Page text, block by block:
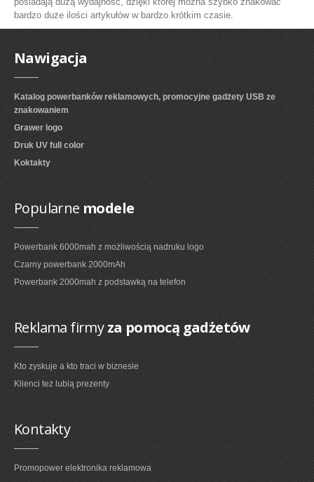
bardzo duże ilości artykułów w bardzo krótkim czasie.
Nawigacja
Katalog powerbanków reklamowych, promocyjne gadżety USB ze
znakowaniem
Grawer logo
Druk UV full color
Koktakty
Popularne modele
Powerbank 6000mah z możliwością nadruku logo
Czarny powerbank 2000mAh
Powerbank 2000mah z podstawką na telefon
Reklama firmyza pomocą gadżetów
Kto zyskuje a kto traci w biznesie
Klienci też lubią prezenty
Kontakty
Promopower elektronika reklamowa